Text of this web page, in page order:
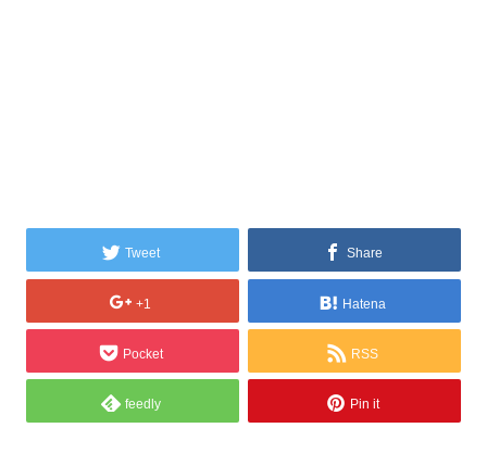
Tweet Share
+1 Hatena
Pocket RSS
feedly Pin it